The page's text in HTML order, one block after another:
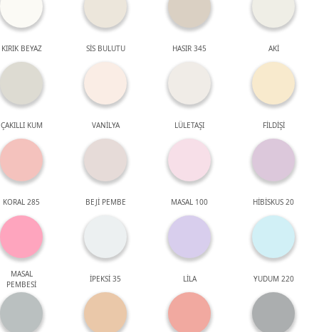
KIRIK BEYAZ SİS BULUTU HASIR 345 AKİ
ÇAKILLI KUM VANİLYA LÜLETAŞI FİLDİŞİ
KORAL 285 BEJİ PEMBE MASAL 100 HİBİSKUS 20
MASAL
PEMBESİ
İPEKSİ 35 LİLA YUDUM 220